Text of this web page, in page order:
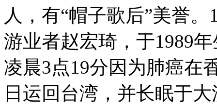
人，有“帽子歌后”美誉
游业者赵宏琦，于1989
凌晨3点19分因为肺癌在
日运回台湾，并长眠于